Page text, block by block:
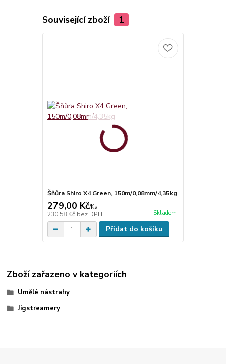
Související zboží 1
Šňůra Shiro X4 Green, 150m/0,08mm/4,35kg
279,00 Kč/Ks
230,58 Kč bez DPH Skladem
Přidat do košíku
Zboží zařazeno v kategoriích
Umělé nástrahy
Jigstreamery